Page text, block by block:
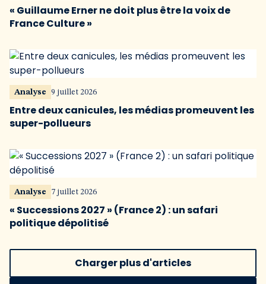
« Guillaume Erner ne doit plus être la voix de
France Culture »
Analyse 9 juillet 2026
Entre deux canicules, les médias promeuvent les
super-pollueurs
Analyse 7 juillet 2026
« Successions 2027 » (France 2) : un safari
politique dépolitisé
Charger plus d'articles